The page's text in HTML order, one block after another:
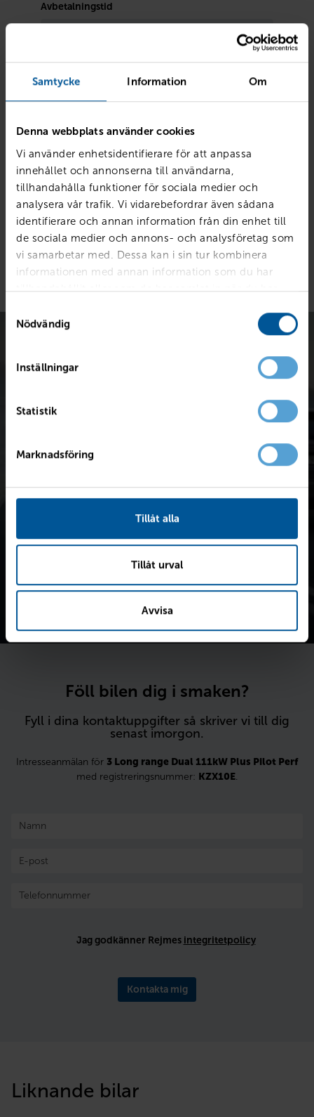
Samtycke Information Om
Denna webbplats använder cookies
Vi använder enhetsidentifierare för att anpassa
innehållet och annonserna till användarna,
tillhandahålla funktioner för sociala medier och
analysera vår trafik. Vi vidarebefordrar även sådana
identifierare och annan information från din enhet till
de sociala medier och annons- och analysföretag som
vi samarbetar med. Dessa kan i sin tur kombinera
informationen med annan information som du har
tillhandahållit eller som de har samlat in när du har
Samtyckesval
Nödvändig
Inställningar
Statistik
Marknadsföring
Tillåt alla
Tillåt urval
Avvisa
Avbetalningstid
Sammanfattning
Kontantinstats
Avbetalningstid
Ränta
Restskuld 50%
388 850 kr
Månadskostnad
9 666 kr/mån
Snabb värdering för en första uppskattning av vad din bil är
värd.
Föll bilen dig i smaken?
Fyll i dina kontaktuppgifter så skriver vi till dig
senast imorgon.
Intresseanmälan för 3 Long range Dual 111kW Plus Pilot Perf
med registreringsnummer: KZX10E.
Jag godkänner Rejmes integritetpolicy
Kontakta mig
Liknande bilar